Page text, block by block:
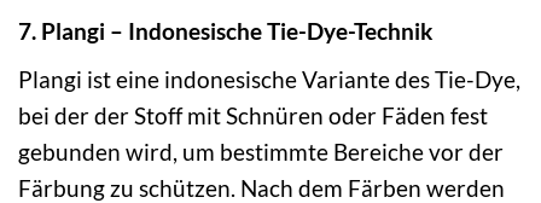
7. Plangi – Indonesische Tie-Dye-Technik
Plangi ist eine indonesische Variante des Tie-Dye,
bei der der Stoff mit Schnüren oder Fäden fest
gebunden wird, um bestimmte Bereiche vor der
Färbung zu schützen. Nach dem Färben werden